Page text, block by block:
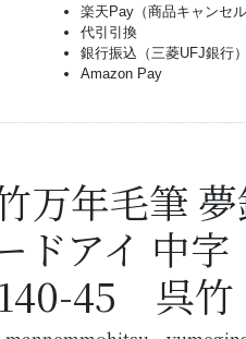
楽天Pay（商品キャンセル
代引引換
銀行振込（三菱UFJ銀行
Amazon Pay
万年毛筆
ドアイ 中字
45 呉竹